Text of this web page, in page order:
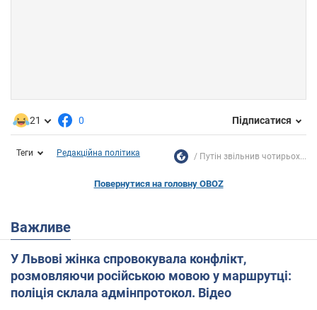
21 0 Підписатися
Теги Редакційна політика Путін звільнив чотирьох...
Повернутися на головну OBOZ
Важливе
У Львові жінка спровокувала конфлікт,
розмовляючи російською мовою у маршрутці:
поліція склала адмінпротокол. Відео